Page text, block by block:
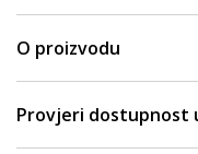
O proizvodu
Provjeri dostupnost